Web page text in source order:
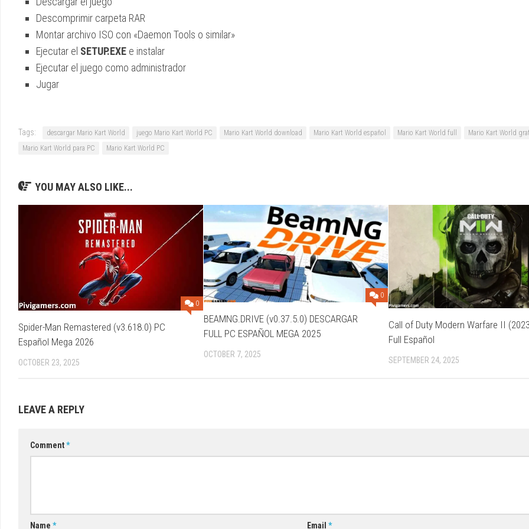
Descomprimir carpeta RAR
Montar archivo ISO con «Daemon Tools o similar»
Ejecutar el SETUP.EXE e instalar
Ejecutar el juego como administrador
Jugar
Tags: descargar Mario Kart World juego Mario Kart World PC Mario Kart World download Mario Kart World español Mario Kart World full
Mario Kart World
Mario Kart World para PC
Mario Kart World PC
YOU MAY ALSO LIKE...
0
Spider-Man Remastered (v3.618.0) PC
Español Mega 2026
OCTOBER 23, 2025
0
BEAMNG.DRIVE (v0.37.5.0) DESCARGAR
FULL PC ESPAÑOL MEGA 2025
OCTOBER 7, 2025
Call of Duty Modern Warfare II
Full Español
SEPTEMBER 24, 2025
LEAVE A REPLY
Comment*
Name * Email*